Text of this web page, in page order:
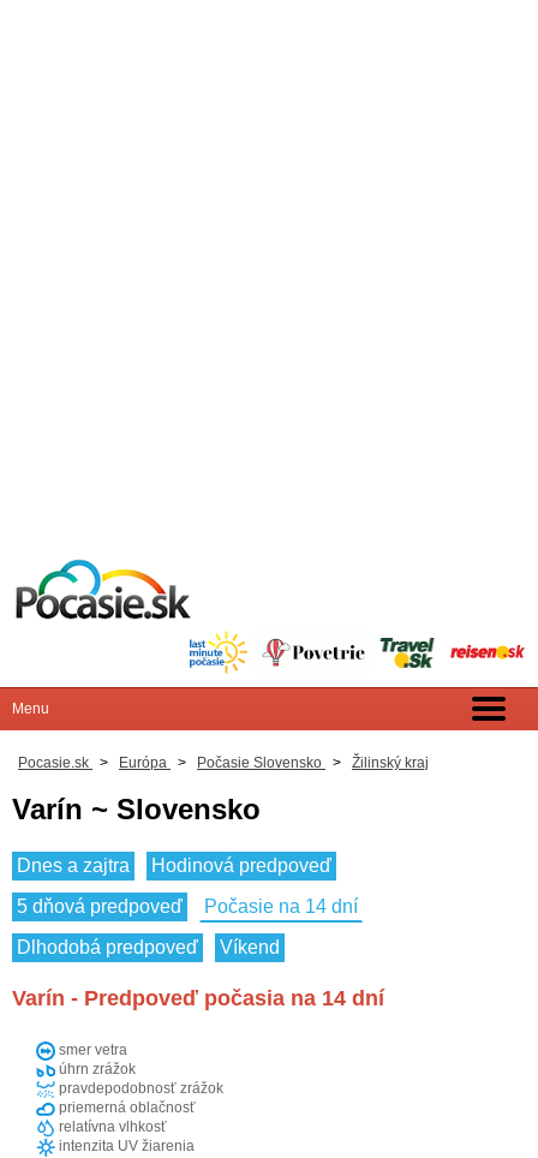
Pocasie.sk > Európa > Počasie Slovensko > Žilinský kraj
Varín ~ Slovensko
Dnes a zajtra
Hodinová predpoveď
5 dňová predpoveď
Počasie na 14 dní
Dlhodobá predpoveď
Víkend
Varín - Predpoveď počasia na 14 dní
smer vetra
úhrn zrážok
pravdepodobnosť zrážok
priemerná oblačnosť
relatívna vlhkosť
intenzita UV žiarenia